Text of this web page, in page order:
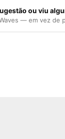
ou viu
— em vez de